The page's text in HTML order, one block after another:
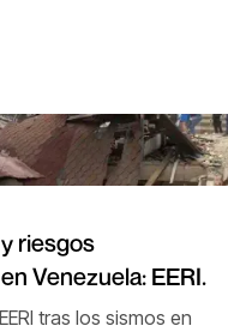
riesgos
Venezuela: EERI.
tras los sismos en